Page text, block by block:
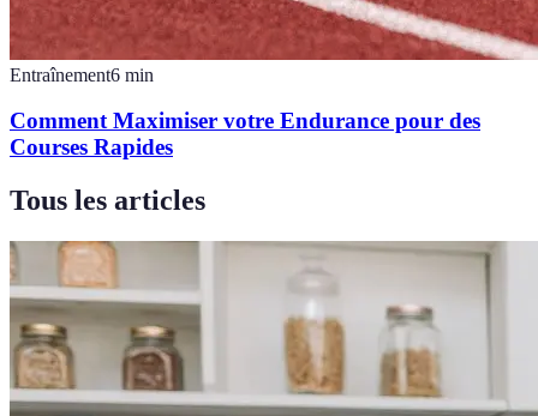
Entraînement6 min
Comment Maximiser votre Endurance pour des
Courses Rapides
Tous les articles